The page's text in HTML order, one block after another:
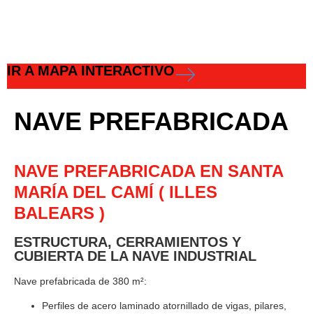
IR A MAPA INTERACTIVO
NAVE PREFABRICADA
NAVE PREFABRICADA EN SANTA
MARÍA DEL CAMÍ ( ILLES
BALEARS )
ESTRUCTURA, CERRAMIENTOS Y
CUBIERTA DE LA NAVE INDUSTRIAL
Nave prefabricada de 380 m²:
Perfiles de acero laminado atornillado de vigas, pilares,